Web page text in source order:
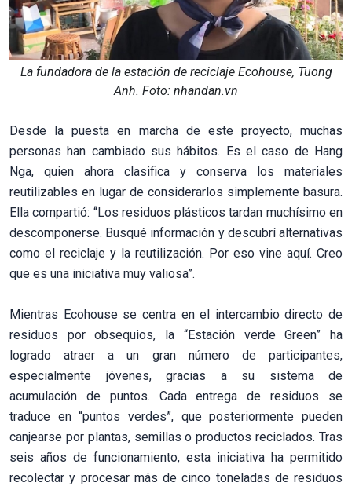
La fundadora de la estación de reciclaje Ecohouse, Tuong
Anh. Foto: nhandan.vn
Desde la puesta en marcha de este proyecto, muchas
personas han cambiado sus hábitos. Es el caso de Hang
Nga, quien ahora clasifica y conserva los materiales
reutilizables en lugar de considerarlos simplemente basura.
Ella compartió: “Los residuos plásticos tardan muchísimo en
descomponerse. Busqué información y descubrí alternativas
como el reciclaje y la reutilización. Por eso vine aquí. Creo
que es una iniciativa muy valiosa”.
Mientras Ecohouse se centra en el intercambio directo de
residuos por obsequios, la “Estación verde Green” ha
logrado atraer a un gran número de participantes,
especialmente jóvenes, gracias a su sistema de
acumulación de puntos. Cada entrega de residuos se
traduce en “puntos verdes”, que posteriormente pueden
canjearse por plantas, semillas o productos reciclados. Tras
seis años de funcionamiento, esta iniciativa ha permitido
recolectar y procesar más de cinco toneladas de residuos